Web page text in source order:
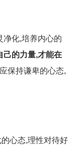
净化,培养内心的
己的力量,才能在
保持谦卑的心态,
心态,理性对待好